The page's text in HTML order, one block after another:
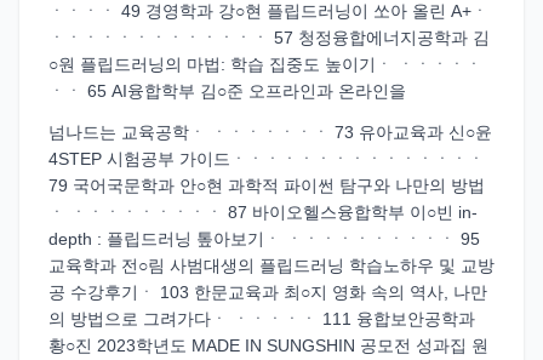
ㆍㆍㆍㆍ 49 경영학과 강○현 플립드러닝이 쏘아 올린 A+ㆍ
ㆍㆍㆍㆍㆍㆍㆍㆍㆍㆍㆍㆍㆍ 57 청정융합에너지공학과 김
○원 플립드러닝의 마법: 학습 집중도 높이기ㆍ ㆍㆍㆍㆍㆍ
ㆍㆍ 65 AI융합학부 김○준 오프라인과 온라인을
넘나드는 교육공학ㆍ ㆍㆍㆍㆍㆍㆍㆍ 73 유아교육과 신○윤
4STEP 시험공부 가이드ㆍㆍㆍㆍㆍㆍㆍㆍㆍㆍㆍㆍㆍㆍㆍ
79 국어국문학과 안○현 과학적 파이썬 탐구와 나만의 방법
ㆍ ㆍㆍㆍㆍㆍㆍㆍㆍㆍ 87 바이오헬스융합학부 이○빈 in-
depth : 플립드러닝 톺아보기ㆍ ㆍㆍㆍㆍㆍㆍㆍㆍㆍㆍ 95
교육학과 전○림 사범대생의 플립드러닝 학습노하우 및 교방
공 수강후기ㆍ 103 한문교육과 최○지 영화 속의 역사, 나만
의 방법으로 그려가다ㆍ ㆍㆍㆍㆍㆍ 111 융합보안공학과
황○진 2023학년도 MADE IN SUNGSHIN 공모전 성과집 원